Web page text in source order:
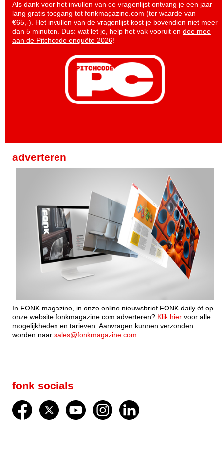
Als dank voor het invullen van de vragenlijst ontvang je een jaar
lang gratis toegang tot fonkmagazine.com (ter waarde van
€65,-). Het invullen van de vragenlijst kost je bovendien niet meer
dan 5 minuten. Dus: wat let je, help het vak vooruit en doe mee
aan de Pitchcode enquête 2026!
adverteren
In FONK magazine, in onze online nieuwsbrief FONK daily óf op
onze website fonkmagazine.com adverteren? Klik hier voor alle
mogelijkheden en tarieven. Aanvragen kunnen verzonden
worden naar sales@fonkmagazine.com
fonk socials